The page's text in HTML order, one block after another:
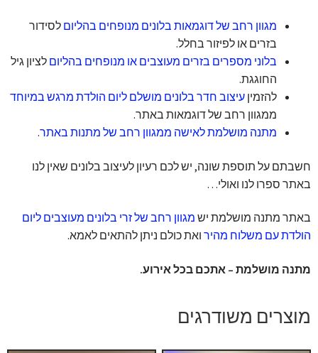
מגוון רחב של דוגמאות בלונים מנופחים בהליום לסידור
בזרים או לפיזור בחלל.
בלוני מספרים בזרים מעוצבים או מנופחים בהליום לציון גיל
החוגגת.
להזמין עיצוב חדר בלונים מושלם ליום הולדת מרגש במיוחד
ממגוון רחב של דוגמאות באתר.
מתנה מושלמת לאישה ממגוון רחב של מתנות באתר.
חשבתם על תוספת שונה, יש לכם רעיון לעיצוב בלונים שאין לנו
באתר ספרו לנו ואולי…
באתר מתנה מושלמת יש מגוון רחב של זרי בלונים מעוצבים ליום
הולדת עם משלוח מהיר ואת כולם ניתן להתאים לאמא.
מתנה מושלמת – אתכם בכל אירוע.
מוצרים משודרגים